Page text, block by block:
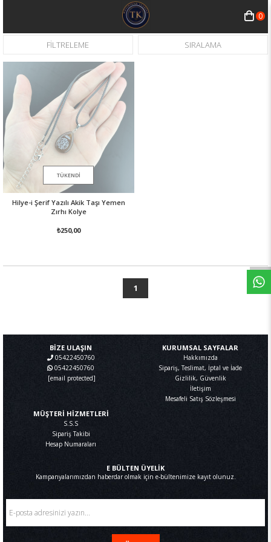
0
FILTRELEME SIRALAMA
TÜKENDI
Hilye-i Şerif Yazılı Akik Taşı Yemen
Zırhı Kolye
₺250,00
1
BİZE ULAŞIN
05422450760
05422450760
[email protected]
KURUMSAL SAYFALAR
Hakkımızda
Sipariş, Teslimat, İptal ve İade
Gizlilik, Güvenlik
İletişim
Mesafeli Satış Sözleşmesi
MÜŞTERİ HİZMETLERİ
S.S.S
Sipariş Takibi
Hesap Numaraları
E BÜLTEN ÜYELİK
Kampanyalarımızdan haberdar olmak için e-bültenimize kayıt olunuz.